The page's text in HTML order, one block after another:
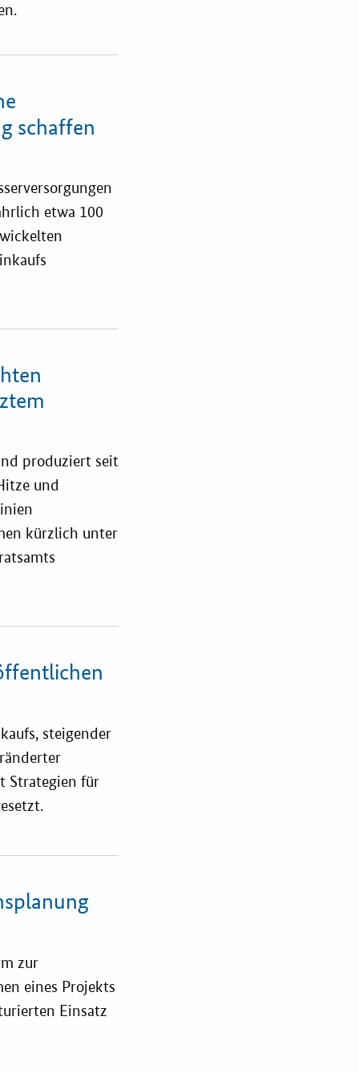
schaffen
etwa 100
produziert seit
und
kürzlich unter
steigender
Strategien für
zur
eines Projekts
Einsatz